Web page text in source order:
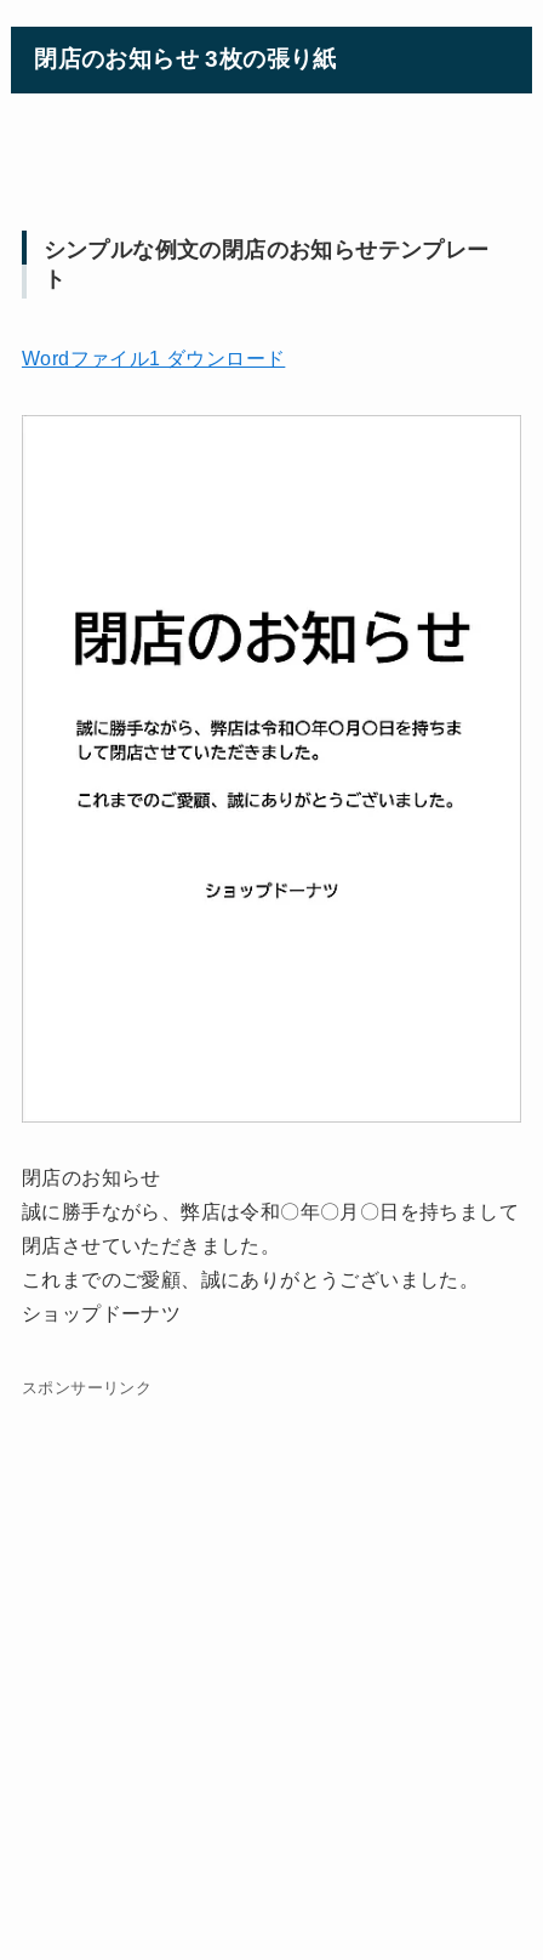
閉店のお知らせ 3枚の張り紙
シンプルな例文の閉店のお知らせテンプレー
ト
Wordファイル1 ダウンロード
閉店のお知らせ
誠に勝手ながら、弊店は令和〇年〇月〇日を持ちまして
閉店させていただきました。
これまでのご愛顧、誠にありがとうございました。
ショップドーナツ
スポンサーリンク